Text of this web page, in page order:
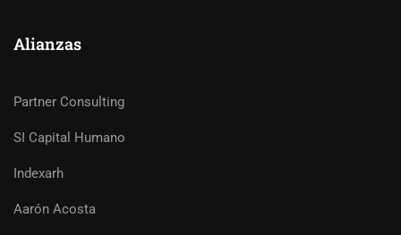
Alianzas
Partner Consulting
SI Capital Humano
Indexarh
Aarón Acosta